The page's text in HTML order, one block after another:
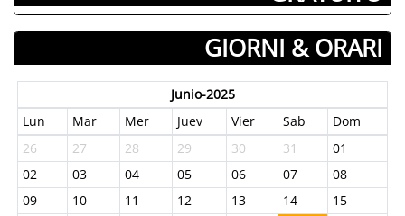
GIORNI & ORARI
Junio-2025
Lun
Mar Mer Juev Vier Sab
Dom
26
27 28 29 30 31
01
02
03 04 05 06 07
08
09
10 11 12 13 14
15